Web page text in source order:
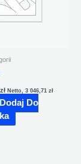
zł Netto,3 046,71zł
Dodaj Do